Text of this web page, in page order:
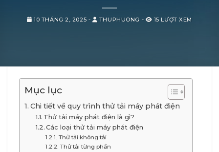
10 THÁNG 2, 2025 - THUPHUONG - 15 LƯỢT XEM
Mục lục
Chi tiết về quy trình thử tải máy phát điện
Thử tải máy phát điện là gì?
Các loại thử tải máy phát điện
Thử tải không tải
Thử tải từng phần